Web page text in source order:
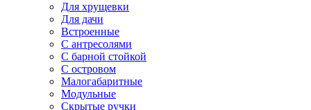
Для хрущевки
Для дачи
Встроенные
С антресолями
С барной стойкой
С островом
Малогабаритные
Модульные
Скрытые ручки